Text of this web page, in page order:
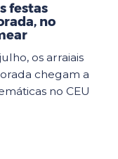
festas
no
os arraiais
chegam a
no CEU